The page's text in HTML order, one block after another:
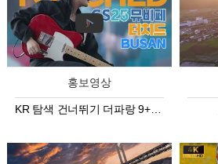
홍보영상
KR 탐색 건너뛰기 더파랑 9+ 아바타 이미지 2:34 / 5:52 TOUCHED 터치…